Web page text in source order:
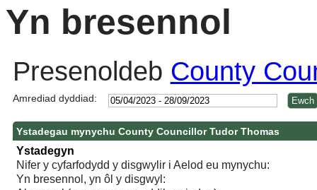
Yn bresennol
Presenoldeb County
Amrediad dyddiad:
Ystadegau mynychu County Councillor Tudor Thomas
Ystadegyn
Nifer y cyfarfodydd y disgwylir i Aelod eu mynychu:
Yn bresennol, yn ôl y disgwyl: